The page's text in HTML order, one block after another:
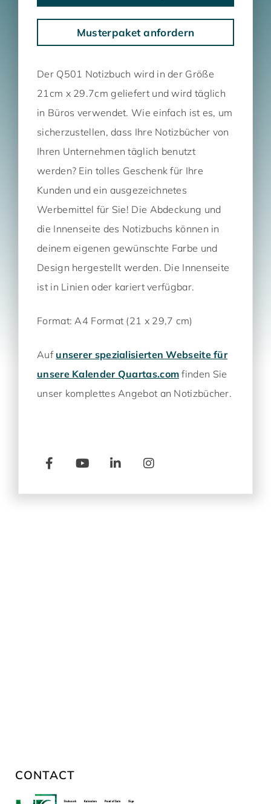
Musterpaket anfordern
Der Q501 Notizbuch wird in der Größe
21cm x 29.7cm geliefert und wird täglich
in Büros verwendet. Wie einfach ist es, um
sicherzustellen, dass Ihre Notizbücher von
Ihren Unternehmen täglich benutzt
werden? Ein tolles Geschenk für Ihre
Kunden und ein ausgezeichnetes
Werbemittel für Sie! Die Abdeckung und
die Innenseite des Notizbuchs können in
deinem eigenen gewünschte Farbe und
Design hergestellt werden. Die Innenseite
ist in Linien oder kariert verfügbar.
Format: A4 Format (21 x 29,7 cm)
Auf unserer spezialisierten Webseite für
unsere Kalender Quartas.com finden Sie
unser komplettes Angebot an Notizbücher.
CONTACT